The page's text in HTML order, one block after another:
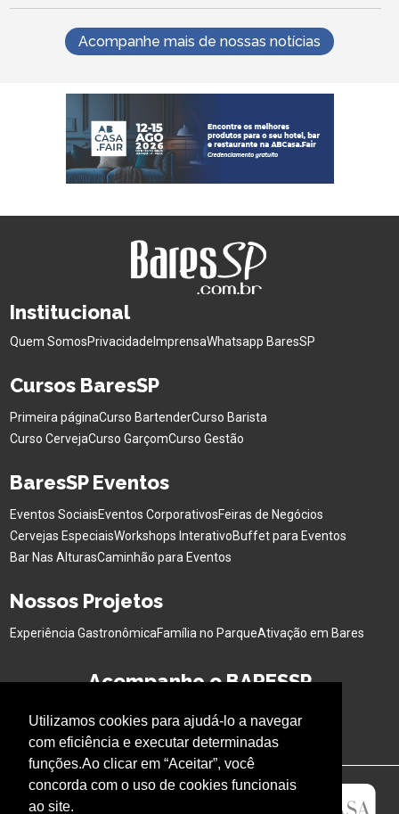
Utilizamos cookies para ajudá-lo a navegar
com eficiência e executar determinadas
funções.Ao clicar em “Aceitar”, você
concorda com o uso de cookies funcionais
ao site.
Acompanhe mais de nossas notícias
Institucional
Quem SomosPrivacidade ImprensaWhatsapp BaresSP
Cursos BaresSP
Primeira páginaCurso BartenderCurso Barista
Curso CervejaCurso GarçomCurso Gestão
BaresSP Eventos
Eventos SociaisEventos CorporativosFeiras de Negócios
Cervejas EspeciaisWorkshops InterativoBuffet para Eventos
Bar Nas AlturasCaminhão para Eventos
Nossos Projetos
Experiência GastronômicaFamília no ParqueAtivação em Bares
Acompanhe o BARESSP